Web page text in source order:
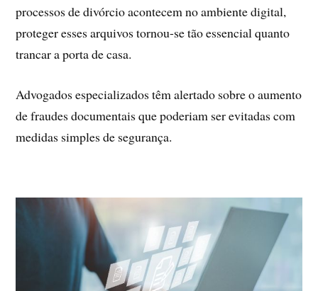
processos de divórcio acontecem no ambiente digital,
proteger esses arquivos tornou-se tão essencial quanto
trancar a porta de casa.
Advogados especializados têm alertado sobre o aumento
de fraudes documentais que poderiam ser evitadas com
medidas simples de segurança.